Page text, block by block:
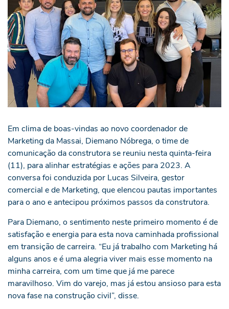
Em clima de boas-vindas ao novo coordenador de
Marketing da Massai, Diemano Nóbrega, o time de
comunicação da construtora se reuniu nesta quinta-feira
(11), para alinhar estratégias e ações para 2023. A
conversa foi conduzida por Lucas Silveira, gestor
comercial e de Marketing, que elencou pautas importantes
para o ano e antecipou próximos passos da construtora.
Para Diemano, o sentimento neste primeiro momento é de
satisfação e energia para esta nova caminhada profissional
em transição de carreira. “Eu já trabalho com Marketing há
alguns anos e é uma alegria viver mais esse momento na
minha carreira, com um time que já me parece
maravilhoso. Vim do varejo, mas já estou ansioso para esta
nova fase na construção civil”, disse.